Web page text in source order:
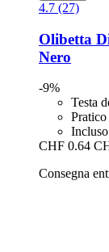
4.7 (27)
Olibetta
Nero
-9%
Testa
CHF 0.64
Consegna